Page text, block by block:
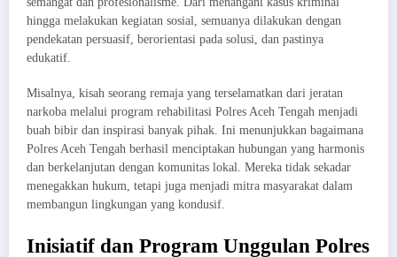
hingga melakukan kegiatan sosial, semuanya dilakukan dengan
pendekatan persuasif, berorientasi pada solusi, dan pastinya
edukatif.
Misalnya, kisah seorang remaja yang terselamatkan dari jeratan
narkoba melalui program rehabilitasi Polres Aceh Tengah menjadi
buah bibir dan inspirasi banyak pihak. Ini menunjukkan bagaimana
Polres Aceh Tengah berhasil menciptakan hubungan yang harmonis
dan berkelanjutan dengan komunitas lokal. Mereka tidak sekadar
menegakkan hukum, tetapi juga menjadi mitra masyarakat dalam
membangun lingkungan yang kondusif.
Inisiatif dan Program Unggulan Polres